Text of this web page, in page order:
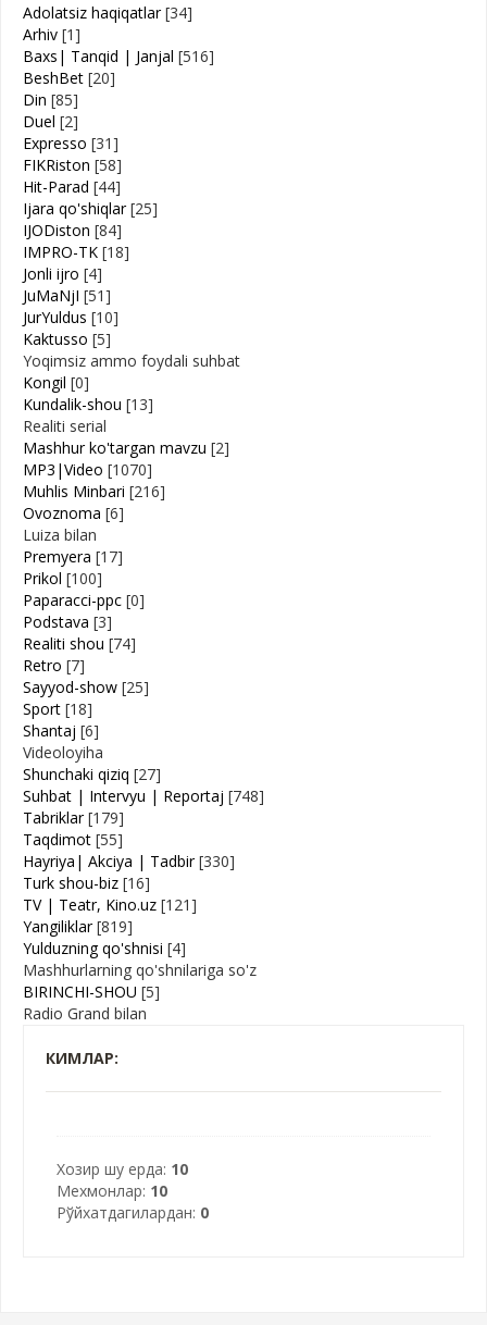
Adolatsiz haqiqatlar [34]
Arhiv [1]
Baxs| Tanqid | Janjal [516]
BeshBet [20]
Din [85]
Duel [2]
Expresso [31]
FIKRiston [58]
Hit-Parad [44]
Ijara qo'shiqlar [25]
IJODiston [84]
IMPRO-TK [18]
Jonli ijro [4]
JuMaNjI [51]
JurYuldus [10]
Kaktusso [5]
Yoqimsiz ammo foydali suhbat
Kongil [0]
Kundalik-shou [13]
Realiti serial
Mashhur ko'targan mavzu [2]
MP3|Video [1070]
Muhlis Minbari [216]
Ovoznoma [6]
Luiza bilan
Premyera [17]
Prikol [100]
Paparacci-ppc [0]
Podstava [3]
Realiti shou [74]
Retro [7]
Sayyod-show [25]
Sport [18]
Shantaj [6]
Videoloyiha
Shunchaki qiziq [27]
Suhbat | Intervyu | Reportaj [748]
Tabriklar [179]
Taqdimot [55]
Hayriya| Akciya | Tadbir [330]
Turk shou-biz [16]
TV | Teatr, Kino.uz [121]
Yangiliklar [819]
Yulduzning qo'shnisi [4]
Mashhurlarning qo'shnilariga so'z
BIRINCHI-SHOU [5]
Radio Grand bilan
КИМЛАР:
Хозир шу ерда: 10
Мехмонлар: 10
Рўйхатдагилардан: 0